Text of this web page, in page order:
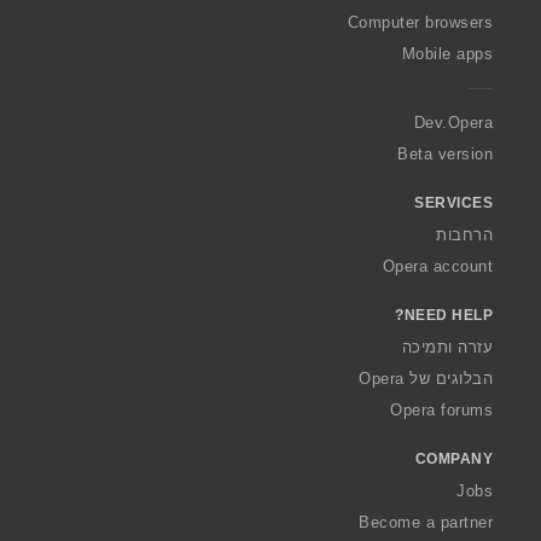
O
a
Computer browsers
Mobile apps
Dev.Opera
Beta version
SERVICES
הרחבות
Opera account
NEED HELP?
עזרה ותמיכה
הבלוגים של Opera
Opera forums
COMPANY
Jobs
Become a partner